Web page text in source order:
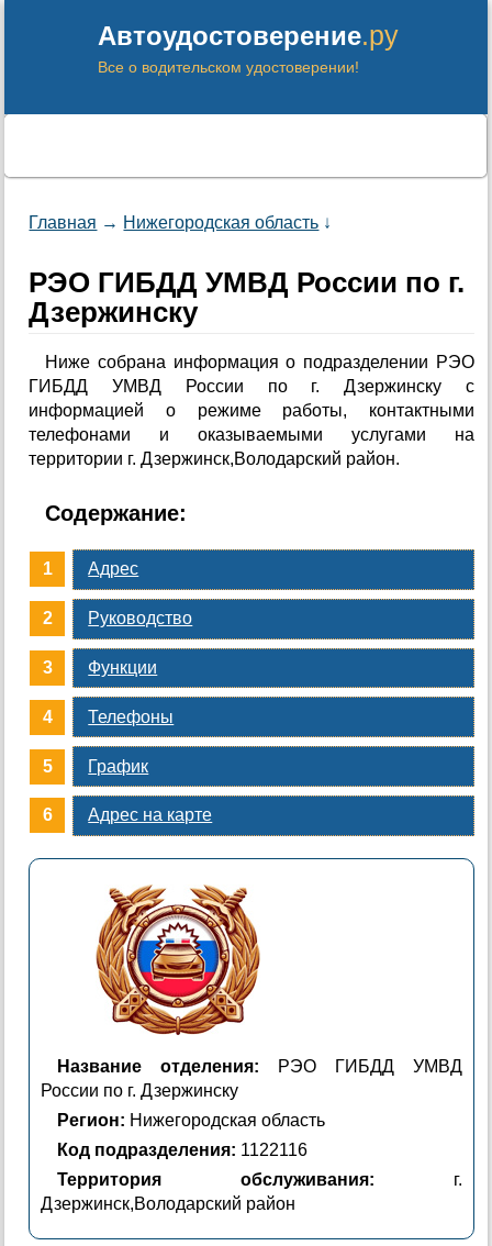
Автоудостоверение.ру
Все о водительском удостоверении!
Главная → Нижегородская область ↓
РЭО ГИБДД УМВД России по г.
Дзержинску
Ниже собрана информация о подразделении РЭО
ГИБДД УМВД России по г. Дзержинску с
информацией о режиме работы, контактными
телефонами и оказываемыми услугами на
территории г. Дзержинск,Володарский район.
Содержание:
Адрес
Руководство
Функции
Телефоны
График
Адрес на карте
Название отделения: РЭО ГИБДД УМВД
России по г. Дзержинску
Регион: Нижегородская область
Код подразделения: 1122116
Территория обслуживания: г.
Дзержинск,Володарский район